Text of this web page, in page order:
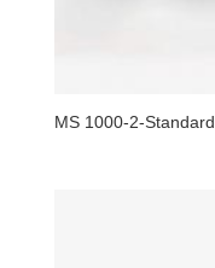
MS 1000-2-Standard